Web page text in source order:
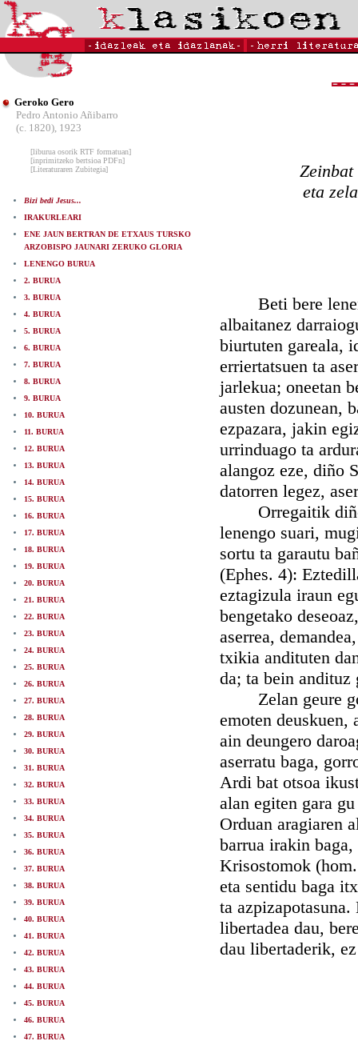
Geroko Gero
Pedro Antonio Añibarro
(c. 1820), 1923
[liburua osorik RTF formatuan]
[inprimitzeko bertsioa PDFn]
[Literaturaren Zubitegia]
Bizi bedi Jesus...
IRAKURLEARI
ENE JAUN BERTRAN DE ETXAUS TURSKO
ARZOBISPO JAUNARI ZERUKO GLORIA
LENENGO BURUA
2. BURUA
3. BURUA
4. BURUA
5. BURUA
6. BURUA
7. BURUA
8. BURUA
9. BURUA
10. BURUA
11. BURUA
12. BURUA
13. BURUA
14. BURUA
15. BURUA
16. BURUA
17. BURUA
18. BURUA
19. BURUA
20. BURUA
21. BURUA
22. BURUA
23. BURUA
24. BURUA
25. BURUA
26. BURUA
27. BURUA
28. BURUA
29. BURUA
30. BURUA
31. BURUA
32. BURUA
33. BURUA
34. BURUA
35. BURUA
36. BURUA
37. BURUA
38. BURUA
39. BURUA
40. BURUA
41. BURUA
42. BURUA
43. BURUA
44. BURUA
45. BURUA
46. BURUA
47. BURUA
eta
Beti bere
albaitanez
biurtuten gareala,
erriertatsuen ta
jarlekua; oneetan
austen dozunean,
ezpazara, jakin
urrinduago ta
alangoz eze, diño
datorren legez,
Orregaitik diño
lenengo suari,
sortu ta garautu
(Ephes. 4):
eztagizula iraun
bengetako
aserrea,
txikia andituten
da; ta bein andituz
Zelan geure
emoten deuskuen,
ain deungero
aserratu baga,
Ardi bat otsoa
alan egiten gara
Orduan aragiaren
barrua irakin
Krisostomok
eta sentidu baga
ta
libertadea dau,
dau libertaderik,